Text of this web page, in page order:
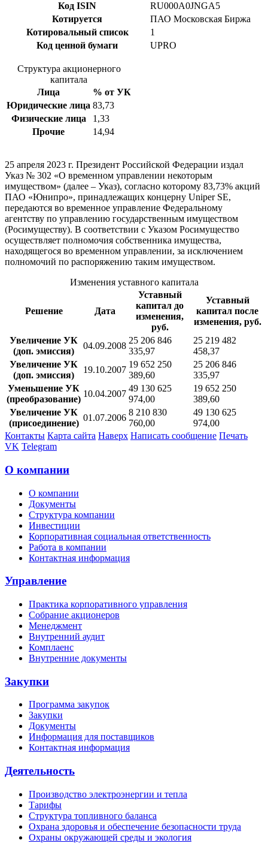
Код ISIN
RU000A0JNGA5
Котируется
ПАО Московская Биржа
Котировальный список
1
Код ценной бумаги
UPRO
Структура акционерного
капитала
Лица
% от УК
Юридические лица 83,73
Физические лица
1,33
Прочие
14,94
25 апреля 2023 г. Президент Российской Федерации издал
Указ № 302 «О временном управлении некоторым
имуществом» (далее – Указ), согласно которому 83,73% акций
ПАО «Юнипро», принадлежащих концерну Uniper SE,
передаются во временное управление Федеральному
агентству по управлению государственным имуществом
(Росимуществу). В соответствии с Указом Росимущество
осуществляет полномочия собственника имущества,
находящегося во временном управлении, за исключением
полномочий по распоряжению таким имуществом.
Изменения уставного капитала
Решение Дата
Уставный
капитал до
изменения,
руб.
Уставный
капитал после
изменения, руб.
Увеличение УК
(доп. эмиссия)
04.09.2008
25 206 846
335,97
25 219 482
458,37
Увеличение УК
(доп. эмиссия)
19.10.2007
19 652 250
389,60
25 206 846
335,97
Уменьшение УК
(преобразование)
10.04.2007
49 130 625
974,00
19 652 250
389,60
Увеличение УК
(присоединение)
01.07.2006
8 210 830
760,00
49 130 625
974,00
Контакты Карта сайта Наверх Написать сообщение Печать
VK Telegram
О компании
О компании
Документы
Структура компании
Инвестиции
Корпоративная социальная ответственность
Работа в компании
Контактная информация
Управление
Практика корпоративного управления
Собрание акционеров
Менеджмент
Внутренний аудит
Комплаенс
Внутренние документы
Закупки
Программа закупок
Закупки
Документы
Информация для поставщиков
Контактная информация
Деятельность
Производство электроэнергии и тепла
Тарифы
Структура топливного баланса
Охрана здоровья и обеспечение безопасности труда
Охраны окружающей среды и экология